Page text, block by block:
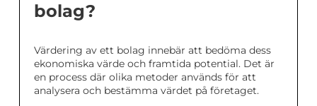
bolag?
Värdering av ett bolag innebär att bedöma dess
ekonomiska värde och framtida potential. Det är
en process där olika metoder används för att
analysera och bestämma värdet på företaget.